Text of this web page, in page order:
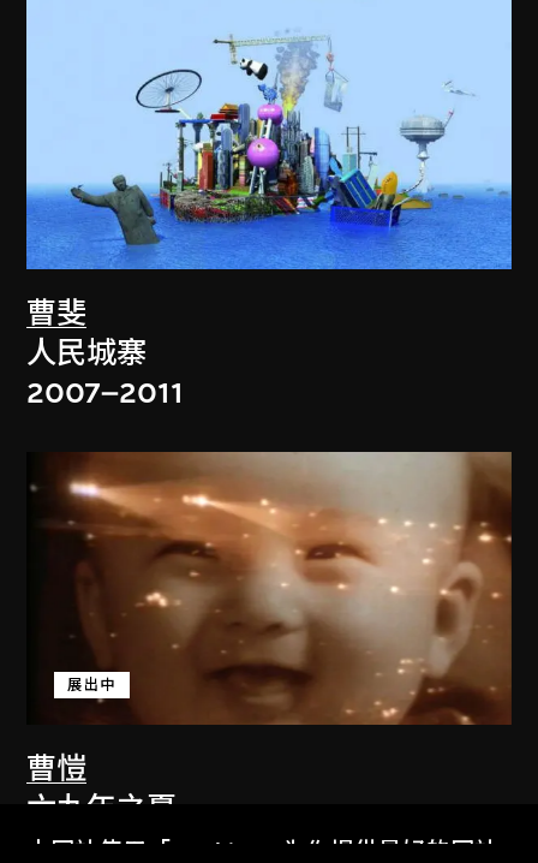
曹斐
人民城寨
2007–2011
曹愷
展出中
六九年之夏
2001–2011
本网站使用「Cookies」为你提供最好的网站